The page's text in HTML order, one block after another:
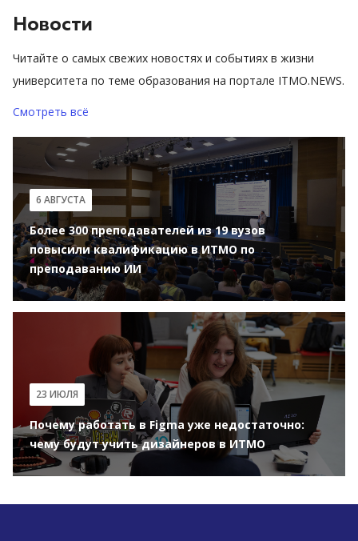
Новости
Читайте о самых свежих новостях и событиях в жизни
университета по теме образования на портале ITMO.NEWS.
Смотреть всё
6 АВГУСТА
Более 300 преподавателей из 19 вузов
повысили квалификацию в ИТМО по
преподаванию ИИ
23 ИЮЛЯ
Почему работать в Figma уже недостаточно:
чему будут учить дизайнеров в ИТМО